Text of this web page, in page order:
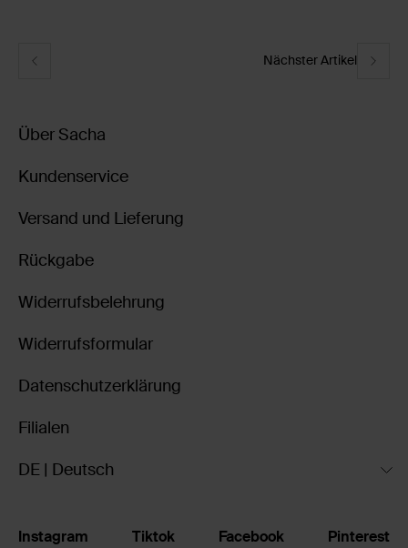
Nächster Artikel
Über Sacha
Kundenservice
Versand und Lieferung
Rückgabe
Widerrufsbelehrung
Widerrufsformular
Datenschutzerklärung
Filialen
DE | Deutsch
Instagram Tiktok Facebook Pinterest